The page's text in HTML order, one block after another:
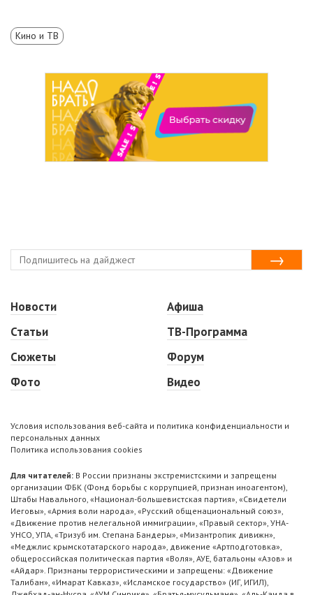
Кино и ТВ
Новости
Статьи
Сюжеты
Фото
Афиша
ТВ-Программа
Форум
Видео
Условия использования веб-сайта и политика конфиденциальности и
персональных данных
Политика использования cookies
Для читателей: В России признаны экстремистскими и запрещены
организации ФБК (Фонд борьбы с коррупцией, признан иноагентом),
Штабы Навального, «Национал-большевистская партия», «Свидетели
Иеговы», «Армия воли народа», «Русский общенациональный союз»,
«Движение против нелегальной иммиграции», «Правый сектор», УНА-
УНСО, УПА, «Тризуб им. Степана Бандеры», «Мизантропик дивижн»,
«Меджлис крымскотатарского народа», движение «Артподготовка»,
общероссийская политическая партия «Воля», АУЕ, батальоны «Азов» и
«Айдар». Признаны террористическими и запрещены: «Движение
Талибан», «Имарат Кавказ», «Исламское государство» (ИГ, ИГИЛ),